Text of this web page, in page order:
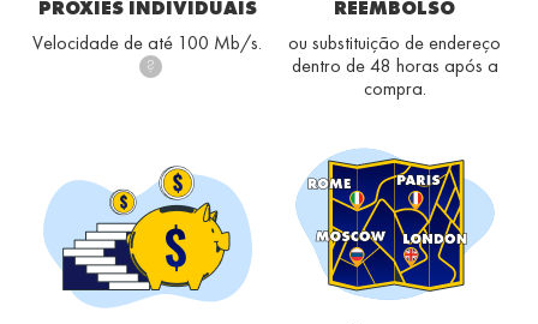
PROXIES INDIVIDUAIS
Velocidade de até 100 Mb/s.
?
REEMBOLSO
ou substituição de endereço
dentro de 48 horas após a
compra.